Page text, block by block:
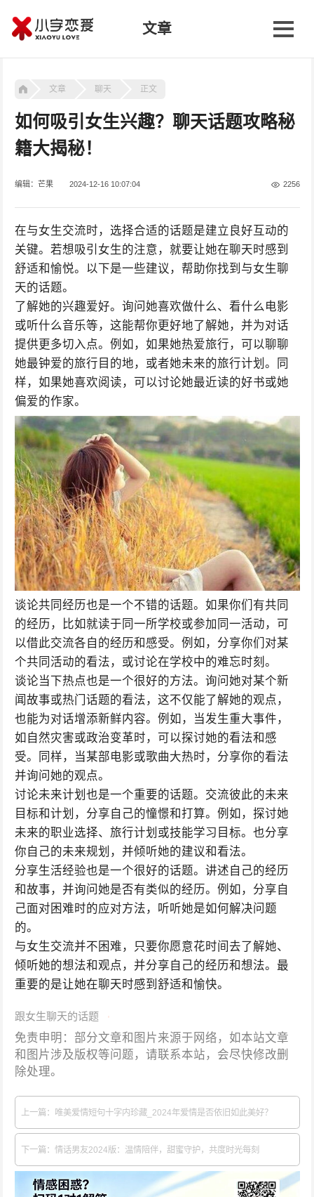
文章
文章 聊天 正文
如何吸引女生兴趣？聊天话题攻略秘
籍大揭秘！
编辑：芒果 2024-12-16 10:07:04 2256
在与女生交流时，选择合适的话题是建立良好互动的
关键。若想吸引女生的注意，就要让她在聊天时感到
舒适和愉悦。以下是一些建议，帮助你找到与女生聊
天的话题。
了解她的兴趣爱好。询问她喜欢做什么、看什么电影
或听什么音乐等，这能帮你更好地了解她，并为对话
提供更多切入点。例如，如果她热爱旅行，可以聊聊
她最钟爱的旅行目的地，或者她未来的旅行计划。同
样，如果她喜欢阅读，可以讨论她最近读的好书或她
偏爱的作家。
谈论共同经历也是一个不错的话题。如果你们有共同
的经历，比如就读于同一所学校或参加同一活动，可
以借此交流各自的经历和感受。例如，分享你们对某
个共同活动的看法，或讨论在学校中的难忘时刻。
谈论当下热点也是一个很好的方法。询问她对某个新
闻故事或热门话题的看法，这不仅能了解她的观点，
也能为对话增添新鲜内容。例如，当发生重大事件，
如自然灾害或政治变革时，可以探讨她的看法和感
受。同样，当某部电影或歌曲大热时，分享你的看法
并询问她的观点。
讨论未来计划也是一个重要的话题。交流彼此的未来
目标和计划，分享自己的憧憬和打算。例如，探讨她
未来的职业选择、旅行计划或技能学习目标。也分享
你自己的未来规划，并倾听她的建议和看法。
分享生活经验也是一个很好的话题。讲述自己的经历
和故事，并询问她是否有类似的经历。例如，分享自
己面对困难时的应对方法，听听她是如何解决问题
的。
与女生交流并不困难，只要你愿意花时间去了解她、
倾听她的想法和观点，并分享自己的经历和想法。最
重要的是让她在聊天时感到舒适和愉快。
跟女生聊天的话题
免责申明：部分文章和图片来源于网络，如本站文章
和图片涉及版权等问题，请联系本站，会尽快修改删
除处理。
上一篇：唯美爱情短句十字内珍藏_2024年爱情是否依旧如此美好？
下一篇：情话男友2024版：温情陪伴，甜蜜守护，共度时光每刻